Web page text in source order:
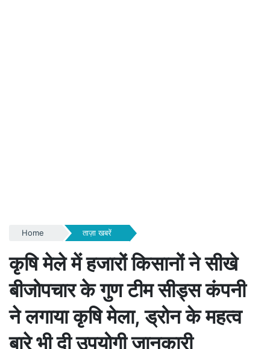
Home ताज़ा खबरें
कृषि मेले में हजारों किसानों ने सीखे
बीजोपचार के गुण टीम सीड्स कंपनी
ने लगाया कृषि मेला, ड्रोन के महत्व
बारे भी दी उपयोगी जानकारी